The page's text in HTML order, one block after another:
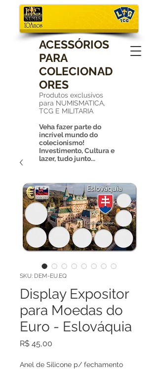
ACESSÓRIOS
PARA
COLECIONAD
ORES
Produtos exclusivos
para NUMISMATICA,
TCG E MILITARIA
Veha fazer parte do
incrível mundo do
colecionismo!
Investimento, Cultura e
lazer, tudo junto...
SKU: DEM-EU.EQ
Display Expositor
para Moedas do
Euro - Eslováquia
R$ 45,00
Anel de Silicone p/ fechamento